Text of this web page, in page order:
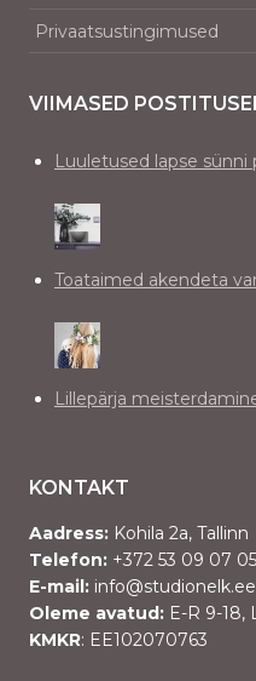
Privaatsustingimused
VIIMASED
Luuletused lapse sünni
Toataimed akendeta
Lillepärja
KONTAKT
Aadress: Kohila 2a, Tallinn
Telefon: +372 53 09 07 05
E-mail: info@studionelk.ee
Oleme avatud: E-R 9-18,
KMKR: EE102070763